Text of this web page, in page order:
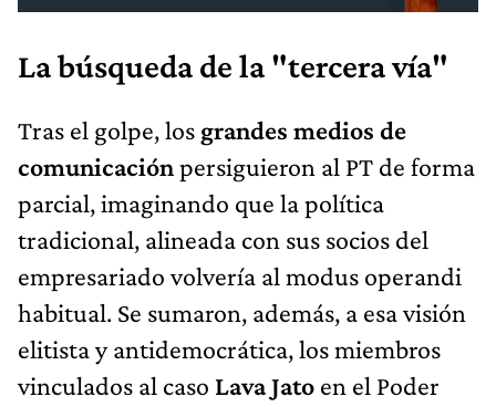
La búsqueda de la "tercera vía"
Tras el golpe, los grandes medios de
comunicaciónpersiguieron al PT de forma
parcial, imaginando que la política
tradicional, alineada con sus socios del
empresariado volvería al modus operandi
habitual. Se sumaron, además, a esa visión
elitista y antidemocrática, los miembros
vinculados al caso Lava Jato en el Poder